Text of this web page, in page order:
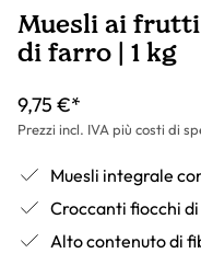
Muesli ai
di farro | 1 kg
9,75 €*
Prezzi incl. IVA più costi di
Muesli integrale
Croccanti fiocchi
Alto contenuto di